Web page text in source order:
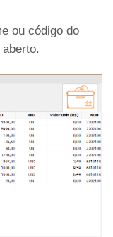
ou código do